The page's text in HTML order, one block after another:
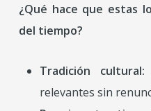
¿Qué hace que estas
del tiempo?
Tradición cultural:
relevantes sin